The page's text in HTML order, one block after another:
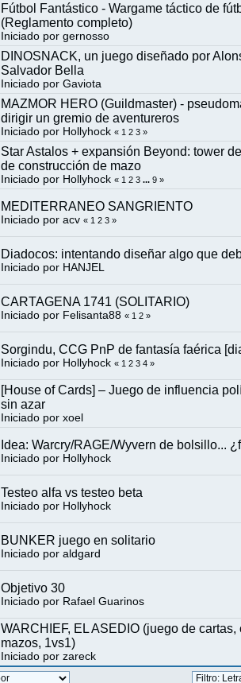
Fútbol Fantástico - Wargame táctico de
(Reglamento completo)
Iniciado por gernosso
DINOSNACK, un juego diseñado por
Salvador Bella
Iniciado por Gaviota
MAZMOR HERO (Guildmaster) -
dirigir un gremio de aventureros
Iniciado por Hollyhock « 1 2 3 »
Star Astalos + expansión Beyond: tower
de construcción de mazo
Iniciado por Hollyhock « 1 2 3 ... 9 »
MEDITERRANEO SANGRIENTO
Iniciado por acv « 1 2 3 »
Diadocos: intentando diseñar algo que
Iniciado por HANJEL
CARTAGENA 1741 (SOLITARIO)
Iniciado por Felisanta88 « 1 2 »
Sorgindu, CCG PnP de fantasía faérica
Iniciado por Hollyhock « 1 2 3 4 »
[House of Cards] – Juego de influencia
sin azar
Iniciado por xoel
Idea: Warcry/RAGE/Wyvern de bolsillo...
Iniciado por Hollyhock
Testeo alfa vs testeo beta
Iniciado por Hollyhock
BUNKER juego en solitario
Iniciado por aldgard
Objetivo 30
Iniciado por Rafael Guarinos
WARCHIEF, EL ASEDIO (juego de cartas,
mazos, 1vs1)
Iniciado por zareck